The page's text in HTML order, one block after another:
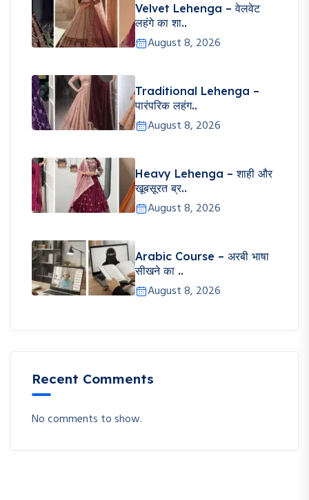
Velvet Lehenga – वेलवेट
लहंगे का शा..
August 8, 2026
Traditional Lehenga –
पारंपरिक लहंग..
August 8, 2026
Heavy Lehenga – शाही और
खूबसूरत ब्र..
August 8, 2026
Arabic Course – अरबी भाषा
सीखने का ..
August 8, 2026
Recent Comments
No comments to show.